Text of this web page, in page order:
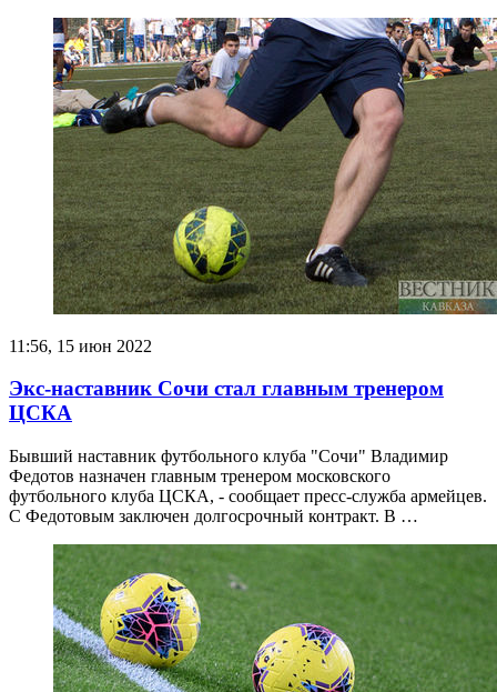
11:56, 15 июн 2022
Экс-наставник Сочи стал главным тренером
ЦСКА
Бывший наставник футбольного клуба "Сочи" Владимир
Федотов назначен главным тренером московского
футбольного клуба ЦСКА, - сообщает пресс-служба армейцев.
С Федотовым заключен долгосрочный контракт. В …